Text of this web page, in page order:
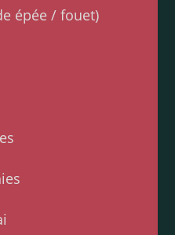
épée / fouet)